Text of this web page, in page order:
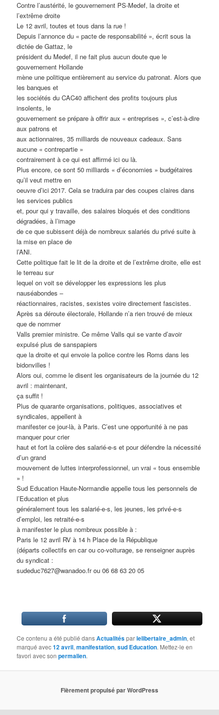
Contre l’austérité, le gouvernement PS-Medef, la droite et
l’extrême droite
Le 12 avril, toutes et tous dans la rue !
Depuis l’annonce du « pacte de responsabilité », écrit sous la
dictée de Gattaz, le
président du Medef, il ne fait plus aucun doute que le
gouvernement Hollande
mène une politique entièrement au service du patronat. Alors que
les banques et
les sociétés du CAC40 affichent des profits toujours plus
insolents, le
gouvernement se prépare à offrir aux « entreprises », c’est-à-dire
aux patrons et
aux actionnaires, 35 milliards de nouveaux cadeaux. Sans
aucune « contrepartie »
contrairement à ce qui est affirmé ici ou là.
Plus encore, ce sont 50 milliards « d’économies » budgétaires
qu’il veut mettre en
oeuvre d’ici 2017. Cela se traduira par des coupes claires dans
les services publics
et, pour qui y travaille, des salaires bloqués et des conditions
dégradées, à l’image
de ce que subissent déjà de nombreux salariés du privé suite à
la mise en place de
l’ANI.
Cette politique fait le lit de la droite et de l’extrême droite, elle est
le terreau sur
lequel on voit se développer les expressions les plus
nauséabondes –
réactionnaires, racistes, sexistes voire directement fascistes.
Après sa déroute électorale, Hollande n’a rien trouvé de mieux
que de nommer
Valls premier ministre. Ce même Valls qui se vante d’avoir
expulsé plus de sanspapiers
que la droite et qui envoie la police contre les Roms dans les
bidonvilles !
Alors oui, comme le disent les organisateurs de la journée du 12
avril : maintenant,
ça suffit !
Plus de quarante organisations, politiques, associatives et
syndicales, appellent à
manifester ce jour-là, à Paris. C’est une opportunité à ne pas
manquer pour crier
haut et fort la colère des salarié-e-s et pour défendre la nécessité
d’un grand
mouvement de luttes interprofessionnel, un vrai « tous ensemble
» !
Sud Education Haute-Normandie appelle tous les personnels de
l’Education et plus
généralement tous les salarié-e-s, les jeunes, les privé-e-s
d’emploi, les retraité-e-s
à manifester le plus nombreux possible à :
Paris le 12 avril RV à 14 h Place de la République
(départs collectifs en car ou co-voiturage, se renseigner auprès
du syndicat :
sudeduc7627@wanadoo.fr ou 06 68 63 20 05
Ce contenu a été publié dansActualitésparlelibertaire_admin, et
marqué avec12 avril,manifestation,sud Education. Mettez-le en
favori avec sonpermalien.
Fièrement propulsé par WordPress